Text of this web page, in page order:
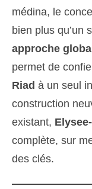
médina, le
bien plus qu’un
approche
permet de
Riad à un seul
construction
existant,
complète, sur
des clés.